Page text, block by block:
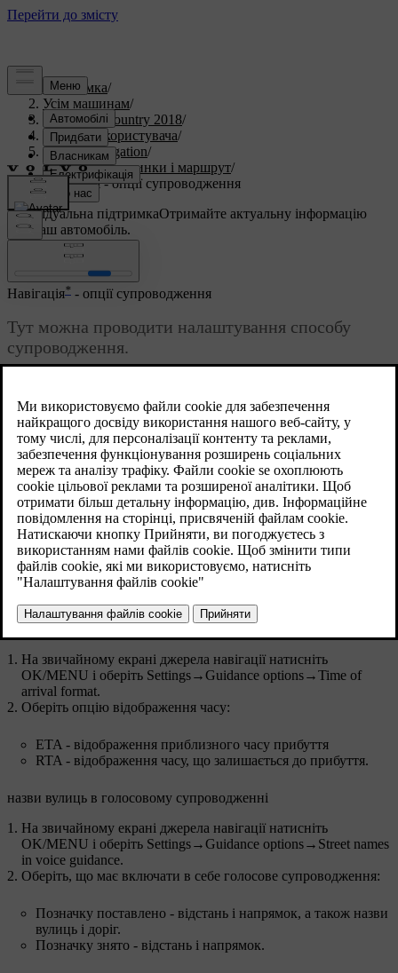
Підтримка/
Усім машинам/
S60 Cross Country 2018/
Посібник користувача/
Sensus Navigation/
Проміжні зупинки і маршрут/
Навігація - опції супроводження
Індивідуальна підтримкаОтримайте актуальну інформацію
про ваш автомобіль.
Навігація* - опції супроводження
Тут можна проводити налаштування способу
супроводження.
На звичайному екрані джерела навігації натисніть
OK/MENU і оберіть Settings→Guidance options→Time of
arrival format.
Оберіть опцію відображення часу:
ETA - відображення приблизного часу прибуття
RTA - відображення часу, що залишається до прибуття.
назви вулиць в голосовому супроводженні
На звичайному екрані джерела навігації натисніть
OK/MENU і оберіть Settings→Guidance options→ Street names
in voice guidance.
Оберіть, що має включати в себе голосове супроводження:
Позначку поставлено - відстань і напрямок, а також назви
вулиць і доріг.
Позначку знято - відстань і напрямок.